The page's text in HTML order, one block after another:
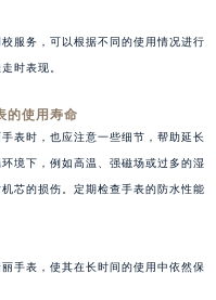
服务，可以根据不同的使用情况进行
时表现。
的使用寿命
表时，也应注意一些细节，帮助延长
境下，例如高温、强磁场或过多的湿
芯的损伤。定期检查手表的防水性能
手表，使其在长时间的使用中依然保